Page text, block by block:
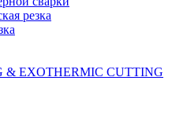
резка
& EXOTHERMIC CUTTING